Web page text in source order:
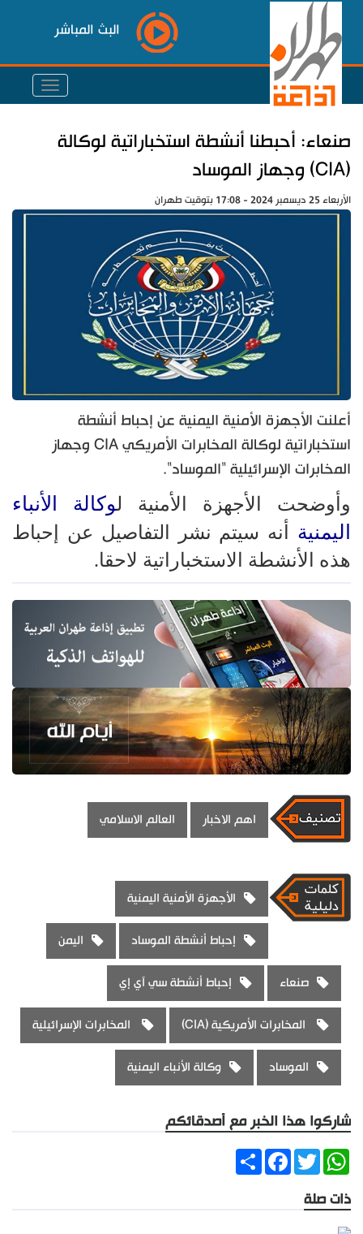
البث المباشر
صنعاء: أحبطنا أنشطة استخباراتية لوكالة
(CIA) وجهاز الموساد
الأربعاء 25 ديسمبر 2024 - 17:08 بتوقيت طهران
أعلنت الأجهزة الأمنية اليمنية عن إحباط أنشطة
استخباراتية لوكالة المخابرات الأمريكي CIA وجهاز
المخابرات الإسرائيلية "الموساد".
وأوضحت الأجهزة الأمنية لوكالة الأنباء
اليمنية أنه سيتم نشر التفاصيل عن إحباط
هذه الأنشطة الاستخباراتية لاحقا.
اهم الاخبار العالم الاسلامي
الأجهزة الأمنية اليمنية
إحباط أنشطة الموساد اليمن
صنعاء إحباط أنشطة سي آي إي
المخابرات الأمريكية (CIA) المخابرات الإسرائيلية
الموساد وكالة الأنباء اليمنية
شاركوا هذا الخبر مع أصدقائكم
ShareFacebookTwitter
WhatsApp
ذات صلة